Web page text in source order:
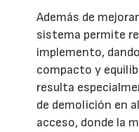
Además de
sistema permite
implemento,
compacto y
resulta
de demolición en
acceso, donde la